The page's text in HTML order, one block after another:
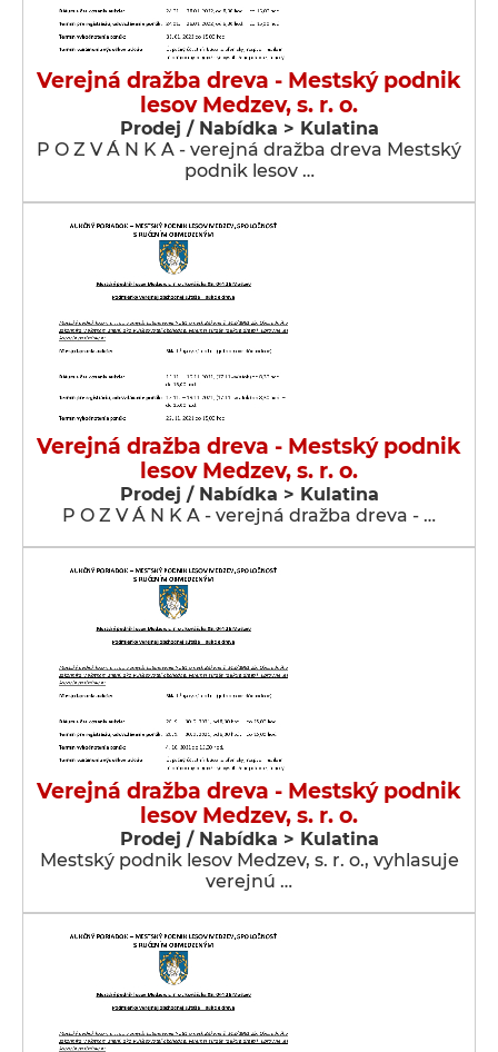
Verejná dražba dreva - Mestský podnik
lesov Medzev, s. r. o.
Prodej / Nabídka > Kulatina
P O Z V Á N K A - verejná dražba dreva Mestský
podnik lesov …
Verejná dražba dreva - Mestský podnik
lesov Medzev, s. r. o.
Prodej / Nabídka > Kulatina
P O Z V Á N K A - verejná dražba dreva - …
Verejná dražba dreva - Mestský podnik
lesov Medzev, s. r. o.
Prodej / Nabídka > Kulatina
Mestský podnik lesov Medzev, s. r. o., vyhlasuje
verejnú …